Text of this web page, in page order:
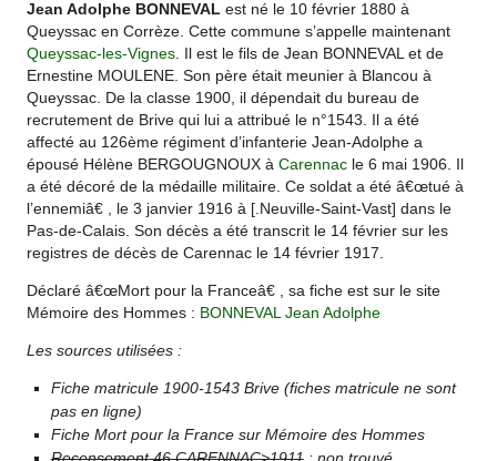
Jean Adolphe BONNEVAL est né le 10 février 1880 à
Queyssac en Corrèze. Cette commune s’appelle maintenant
Queyssac-les-Vignes. Il est le fils de Jean BONNEVAL et de
Ernestine MOULENE. Son père était meunier à Blancou à
Queyssac. De la classe 1900, il dépendait du bureau de
recrutement de Brive qui lui a attribué le n°1543. Il a été
affecté au 126ème régiment d’infanterie Jean-Adolphe a
épousé Hélène BERGOUGNOUX àCarennac le 6 mai 1906. Il
a été décoré de la médaille militaire. Ce soldat a été â€œtué à
l’ennemiâ€ , le 3 janvier 1916 à [.Neuville-Saint-Vast] dans le
Pas-de-Calais. Son décès a été transcrit le 14 février sur les
registres de décès de Carennac le 14 février 1917.
Déclaré â€œMort pour la Franceâ€ , sa fiche est sur le site
Mémoire des Hommes : BONNEVAL Jean Adolphe
Les sources utilisées :
Fiche matricule 1900-1543 Brive (fiches matricule ne sont
pas en ligne)
Fiche Mort pour la France sur Mémoire des Hommes